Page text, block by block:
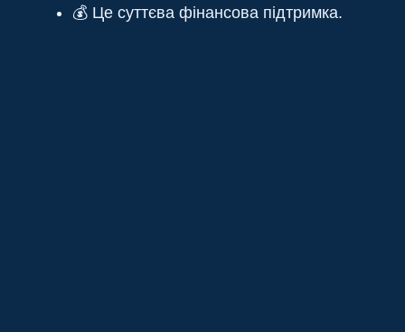
💰 Це суттєва фінансова підтримка.